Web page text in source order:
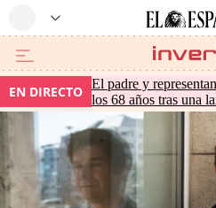
EN DIRECTO El padre y
los 68 años tras una